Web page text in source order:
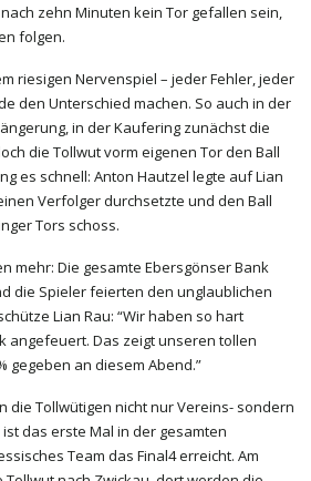
zehn Minuten kein Tor gefallen sein,
folgen.
riesigen Nervenspiel – jeder Fehler, jeder
den Unterschied machen. So auch in der
in der Kaufering zunächst die
die Tollwut vorm eigenen Tor den Ball
es schnell: Anton Hautzel legte auf Lian
Verfolger durchsetzte und den Ball
Tors schoss.
mehr: Die gesamte Ebersgönser Bank
die Spieler feierten den unglaublichen
Lian Rau: “Wir haben so hart
angefeuert. Das zeigt unseren tollen
gegeben an diesem Abend.”
die Tollwütigen nicht nur Vereins- sondern
das erste Mal in der gesamten
Team das Final4 erreicht. Am